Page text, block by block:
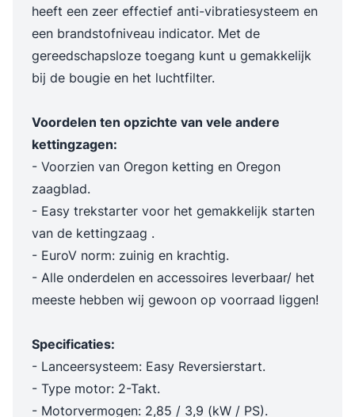
heeft een zeer effectief anti-vibratiesysteem en
een brandstofniveau indicator. Met de
gereedschapsloze toegang kunt u gemakkelijk
bij de bougie en het luchtfilter.
Voordelen ten opzichte van vele andere
kettingzagen:
- Voorzien van Oregon ketting en Oregon
zaagblad.
- Easy trekstarter voor het gemakkelijk starten
van de kettingzaag .
- EuroV norm: zuinig en krachtig.
- Alle onderdelen en accessoires leverbaar/ het
meeste hebben wij gewoon op voorraad liggen!
Specificaties:
- Lanceersysteem: Easy Reversierstart.
- Type motor: 2-Takt.
- Motorvermogen: 2,85 / 3,9 (kW / PS).